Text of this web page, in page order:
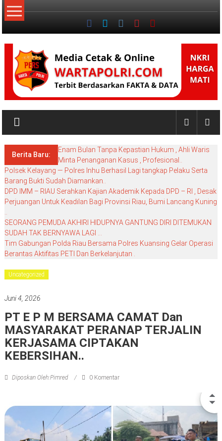
Lompat
ke
NKRI
BlogBerita Baru:
Enam Bulan Tanpa Kepastian Hukum , Ahli Waris
Minta Penanganan Kasus , Profesional..
Polsek Kelayang — Polres Inhu Berhasil Lagi tangkap Pelaku Serta
Barang Bukti Sudah Diamankan..
DPD IMM – RIAU Serahkan Kajian Akademik Kepada DPD – RI , Desak
Perjuangan Untuk Keadilan Bagi Provinsi Riau, Bumi Lancang Kuning
SEORANG PEMUDA AKHIRI HIDUPNYA GANTUNG DIRI DITEMUKAN
SUDAH TAK BERNYAWA LAGI …
Tim Gabungan Polda Riau Bersama Polres Kuansing Gelar Operasi
Berantas Aktifitas PETI Dan Berkelanjutan .
Uncategorized
Juni 4, 2026
PT E P M BERSAMA CAMAT Dan
MASYARAKAT PERANAP TERJALIN
KERJASAMA CIPTAKAN
KEBERSIHAN..
Diposkan Oleh:Pimred 0 Komentar